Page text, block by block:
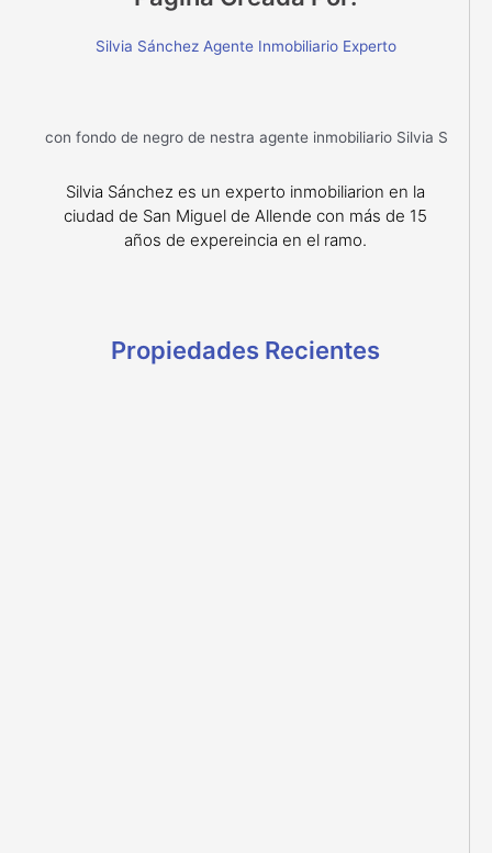
Silvia Sánchez Agente Inmobiliario Experto
Silvia Sánchez es un experto inmobiliarion en la
ciudad de San Miguel de Allende con más de 15
años de expereincia en el ramo.
Propiedades Recientes